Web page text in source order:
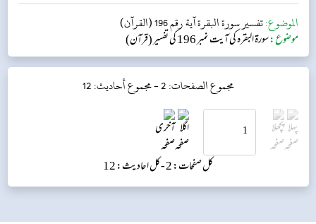
الموضوع:تفسير سورة البقرة آية رقم 196 (القرآن)
موضوع:سورۃ البقرہ کی آیت نمبر 196 کی تفسیر (قرآن)
مجموع الصفحات: 2 - مجموع أحاديث: 12
کل صفحات: 2 - کل احادیث: 12